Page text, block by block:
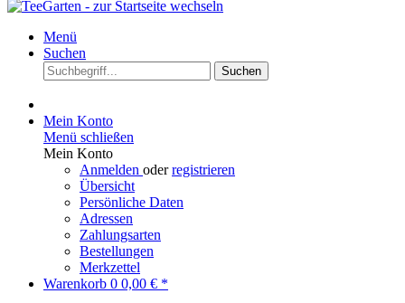
Menü
Suchen
Suchen
Mein Konto
Menü schließen
Mein Konto
Anmelden oderregistrieren
Übersicht
Persönliche Daten
Adressen
Zahlungsarten
Bestellungen
Merkzettel
Warenkorb 0 0,00 € *